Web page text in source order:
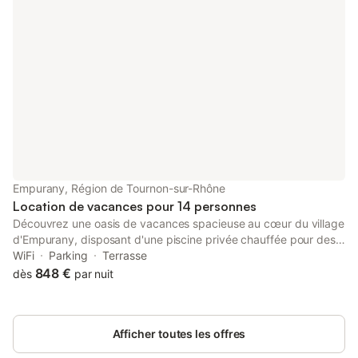
Empurany, Région de Tournon-sur-Rhône
Location de vacances pour 14 personnes
Découvrez une oasis de vacances spacieuse au cœur du village
d'Empurany, disposant d'une piscine privée chauffée pour des
vacances idylliques en Ardèche. Cette ancienne école de
garçons, rénovée avec amour en 2021, offre un mélange de
équipée, un salon confortable avec cheminée et un espace
spécial pour les jeux de société. La cuisine dispose d'appareils
modernes, dont un îlot central, ce qui en fait un centre de
WiFi Parking
Terrasse
dès 848 € par nuit
Afficher toutes les offres